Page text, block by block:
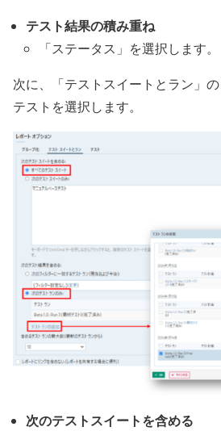
テスト結果の積み重ね
「ステータス」を選択します。
次に、「テストスイートとラン」
テストを選択します。
次のテストスイートを含める